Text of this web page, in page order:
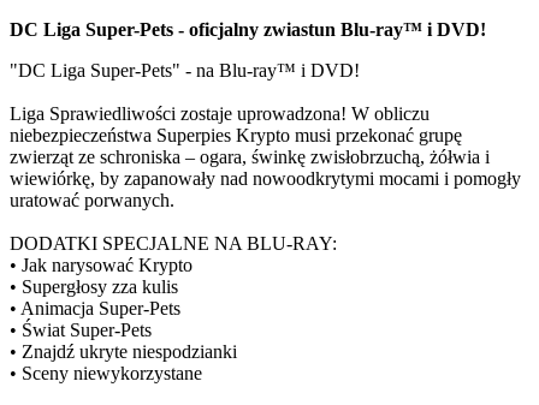
DC Liga Super-Pets - oficjalny zwiastun Blu-ray™ i DVD!
"DC Liga Super-Pets" - na Blu-ray™ i DVD!
Liga Sprawiedliwości zostaje uprowadzona! W obliczu
niebezpieczeństwa Superpies Krypto musi przekonać grupę
zwierząt ze schroniska – ogara, świnkę zwisłobrzuchą, żółwia i
wiewiórkę, by zapanowały nad nowoodkrytymi mocami i pomogły
uratować porwanych.
DODATKI SPECJALNE NA BLU-RAY:
• Jak narysować Krypto
• Supergłosy zza kulis
• Animacja Super-Pets
• Świat Super-Pets
• Znajdź ukryte niespodzianki
• Sceny niewykorzystane